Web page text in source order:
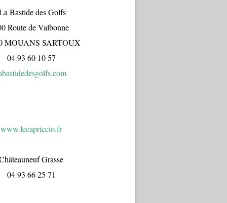
Bastide des Golfs
Route de Valbonne
MOUANS SARTOUX
04 93 60 10 57
www.lecapriccio.fr
Grasse
04 93 66 25 71